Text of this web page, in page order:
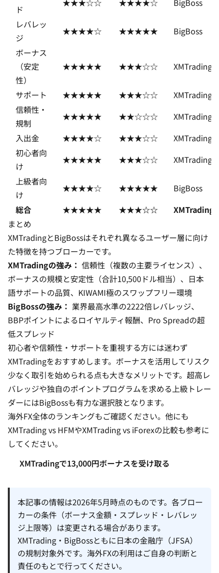
ド
★★★☆☆ ★★★★☆
BigBoss
レバレッ
ジ
★★★★☆ ★★★★★
BigBoss
ボーナス
（安定
性）
★★★★★ ★★★☆☆ XMTrading
サポート ★★★★★ ★★★☆☆
XMTrading
信頼性・
規制
★★★★★ ★★☆☆☆
XMTrading
入出金
★★★★☆ ★★★☆☆
XMTrading
初心者向
け
★★★★★ ★★★☆☆
XMTrading
上級者向
け
★★★★☆ ★★★★★
BigBoss
総合
★★★★★ ★★★☆☆
XMTrading
まとめ
XMTradingとBigBossはそれぞれ異なるユーザー層に向け
た特徴を持つブローカーです。
XMTradingの強み： 信頼性（複数の主要ライセンス）、
ボーナスの規模と安定性（合計10,500ドル相当）、日本
語サポートの品質、KIWAMI極のスワップフリー環境
BigBossの強み： 業界最高水準の2222倍レバレッジ、
BBPポイントによるロイヤルティ報酬、Pro Spreadの超
低スプレッド
初心者や信頼性・サポートを重視する方には迷わず
XMTradingをおすすめします。ボーナスを活用してリスク
少なく取引を始められる点も大きなメリットです。超高レ
バレッジや独自のポイントプログラムを求める上級トレー
ダーにはBigBossも有力な選択肢となります。
海外FX全体のランキングもご確認ください。他にも
XMTrading vs HFMやXMTrading vs iForexの比較も参考に
してください。
XMTradingで13,000円ボーナスを受け取る
本記事の情報は2026年5月時点のものです。各ブロー
カーの条件（ボーナス金額・スプレッド・レバレッ
ジ上限等）は変更される場合があります。
XMTrading・BigBossともに日本の金融庁（JFSA）
の規制対象外です。海外FXの利用はご自身の判断と
責任のもとで行ってください。